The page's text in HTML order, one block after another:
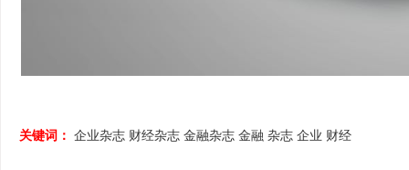
关键词： 企业杂志 财经杂志 金融杂志 金融 杂志 企业 财经